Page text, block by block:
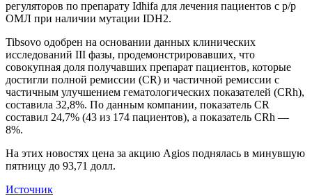
регуляторов по препарату Idhifa для лечения пациентов с р/р
ОМЛ при наличии мутации IDH2.
Tibsovo одобрен на основании данных клинических
исследований III фазы, продемонстрировавших, что
совокупная доля получавших препарат пациентов, которые
достигли полной ремиссии (CR) и частичной ремиссии с
частичным улучшением гематологических показателей (CRh),
составила 32,8%. По данным компании, показатель CR
составил 24,7% (43 из 174 пациентов), а показатель CRh —
8%.
На этих новостях цена за акцию Agios поднялась в минувшую
пятницу до 93,71 долл.
Источник